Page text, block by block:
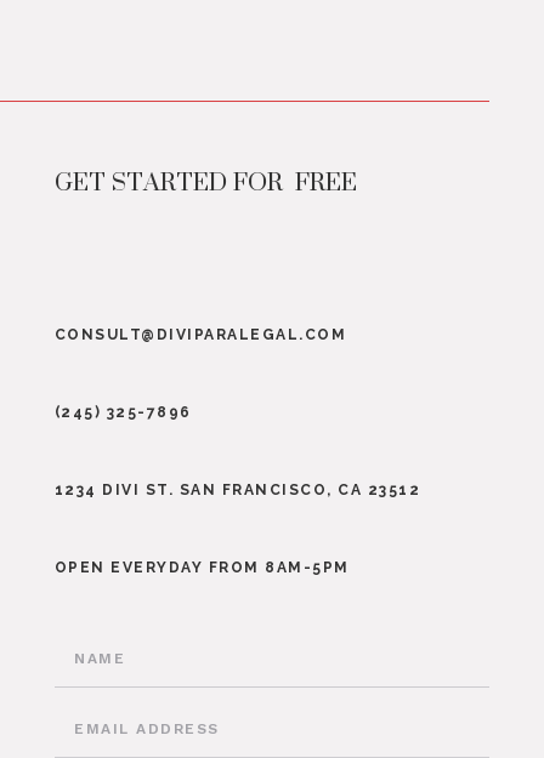
GET STARTED FOR FREE
CONSULT@DIVIPARALEGAL.COM
(245) 325-7896
1234 DIVI ST. SAN FRANCISCO, CA 23512
OPEN EVERYDAY FROM 8AM-5PM